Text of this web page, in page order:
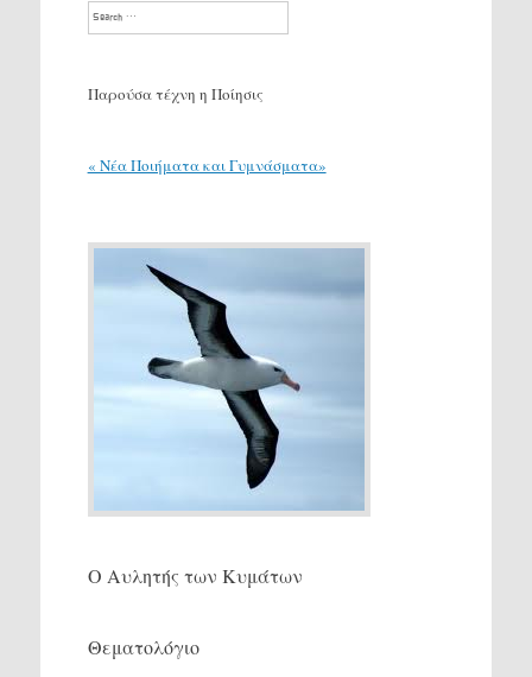
Search
Παρούσα τέχνη η Ποίησις
« Νέα Ποιήματα και Γυμνάσματα»
Ο Αυλητής των Κυμάτων
Θεματολόγιο